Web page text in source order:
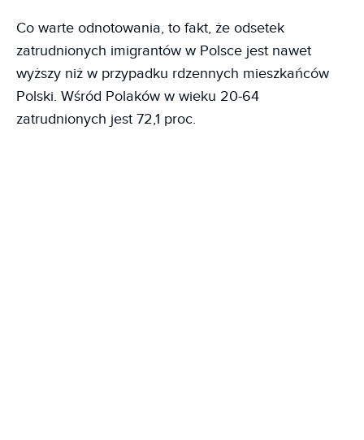
Co warte odnotowania, to fakt, że odsetek
zatrudnionych imigrantów w Polsce jest nawet
wyższy niż w przypadku rdzennych mieszkańców
Polski. Wśród Polaków w wieku 20-64
zatrudnionych jest 72,1 proc.